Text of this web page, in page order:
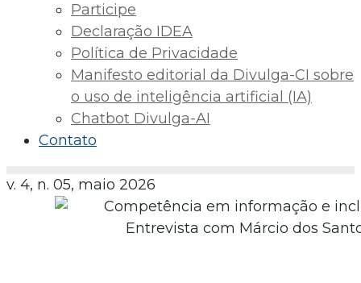
Participe
Declaração IDEA
Política de Privacidade
Manifesto editorial da Divulga-CI sobre
o uso de inteligência artificial (IA)
Chatbot Divulga-AI
Contato
v. 4, n. 05, maio 2026